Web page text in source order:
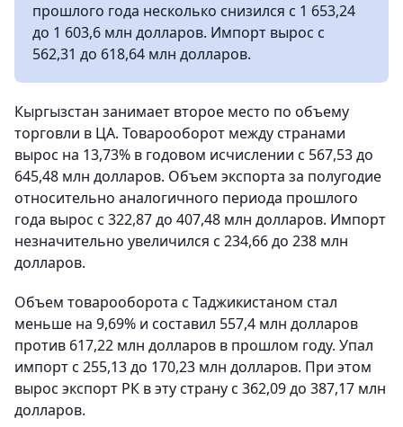
прошлого года несколько снизился с 1 653,24
до 1 603,6 млн долларов. Импорт вырос с
562,31 до 618,64 млн долларов.
Кыргызстан занимает второе место по объему
торговли в ЦА. Товарооборот между странами
вырос на 13,73% в годовом исчислении с 567,53 до
645,48 млн долларов. Объем экспорта за полугодие
относительно аналогичного периода прошлого
года вырос с 322,87 до 407,48 млн долларов. Импорт
незначительно увеличился с 234,66 до 238 млн
долларов.
Объем товарооборота с Таджикистаном стал
меньше на 9,69% и составил 557,4 млн долларов
против 617,22 млн долларов в прошлом году. Упал
импорт с 255,13 до 170,23 млн долларов. При этом
вырос экспорт РК в эту страну с 362,09 до 387,17 млн
долларов.